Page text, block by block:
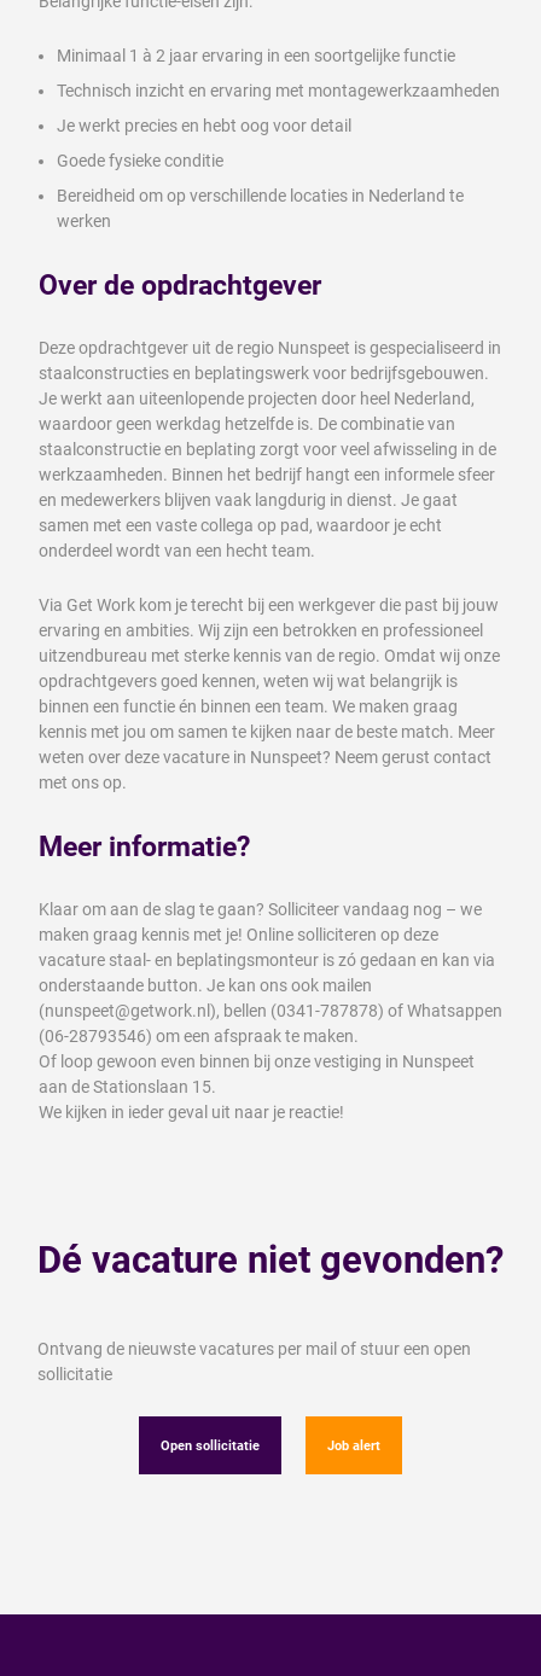
Minimaal 1 à 2 jaar ervaring in een soortgelijke functie
Technisch inzicht en ervaring met montagewerkzaamheden
Je werkt precies en hebt oog voor detail
Goede fysieke conditie
Bereidheid om op verschillende locaties in Nederland te
werken
Over de opdrachtgever
Deze opdrachtgever uit de regio Nunspeet is gespecialiseerd in
staalconstructies en beplatingswerk voor bedrijfsgebouwen.
Je werkt aan uiteenlopende projecten door heel Nederland,
waardoor geen werkdag hetzelfde is. De combinatie van
staalconstructie en beplating zorgt voor veel afwisseling in de
werkzaamheden. Binnen het bedrijf hangt een informele sfeer
en medewerkers blijven vaak langdurig in dienst. Je gaat
samen met een vaste collega op pad, waardoor je echt
onderdeel wordt van een hecht team.
Via Get Work kom je terecht bij een werkgever die past bij jouw
ervaring en ambities. Wij zijn een betrokken en professioneel
uitzendbureau met sterke kennis van de regio. Omdat wij onze
opdrachtgevers goed kennen, weten wij wat belangrijk is
binnen een functie én binnen een team. We maken graag
kennis met jou om samen te kijken naar de beste match. Meer
weten over deze vacature in Nunspeet? Neem gerust contact
met ons op.
Meer informatie?
Klaar om aan de slag te gaan? Solliciteer vandaag nog – we
maken graag kennis met je! Online solliciteren op deze
vacature staal- en beplatingsmonteur is zó gedaan en kan via
onderstaande button. Je kan ons ook mailen
(nunspeet@getwork.nl), bellen (0341-787878) of Whatsappen
(06-28793546) om een afspraak te maken.
Of loop gewoon even binnen bij onze vestiging in Nunspeet
aan de Stationslaan 15.
We kijken in ieder geval uit naar je reactie!
Dé vacature niet gevonden?
Ontvang de nieuwste vacatures per mail of stuur een open
sollicitatie
Open sollicitatie Job alert